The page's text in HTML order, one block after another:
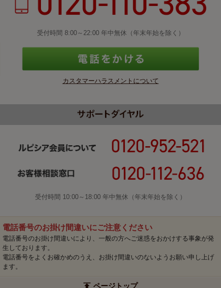
受付時間 8:00～22:00 年中無休（年末年始を除く）
カスタマーハラスメントについて
受付時間 10:00～18:00 年中無休（年末年始を除く）
電話番号のお掛け間違いにご注意ください
電話番号のお掛け間違いにより、一般の方へご迷惑をおかけする事象が発
生しております。
電話番号をよくお確かめのうえ、お掛け間違いのないようお願い申し上げ
ます。
ページトップ